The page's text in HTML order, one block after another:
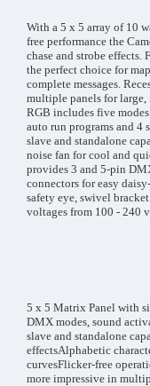
With a 5 x 5 array of 10
free performance the
chase and strobe
the perfect choice for
complete messages.
multiple panels for large,
RGB includes five
auto run programs and 4
slave and standalone
noise fan for cool and
provides 3 and 5-pin
connectors for easy
safety eye, swivel
voltages from 100 - 240
5 x 5 Matrix Panel with
DMX modes, sound
slave and standalone
effectsAlphabetic
curvesFlicker-free
more impressive in